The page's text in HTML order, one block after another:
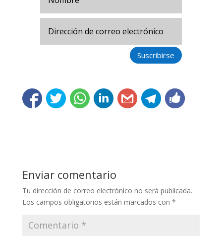
Suscribirse
Enviar comentario
Tu dirección de correo electrónico no será publicada.
Los campos obligatorios están marcados con *